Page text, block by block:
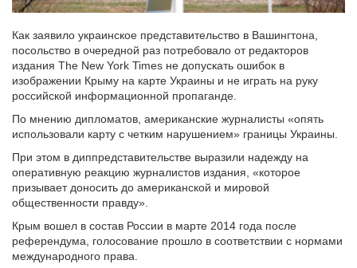
Как заявило украинское представительство в Вашингтона,
посольство в очередной раз потребовало от редакторов
издания The New York Times не допускать ошибок в
изображении Крыму на карте Украины и не играть на руку
российской информационной пропаганде.
По мнению дипломатов, американские журналисты «опять
использовали карту с четким нарушением» границы Украины.
При этом в диппредставительстве выразили надежду на
оперативную реакцию журналистов издания, «которое
призывает доносить до американской и мировой
общественности правду».
Крым вошел в состав России в марте 2014 года после
референдума, голосование прошло в соответствии с нормами
международного права.